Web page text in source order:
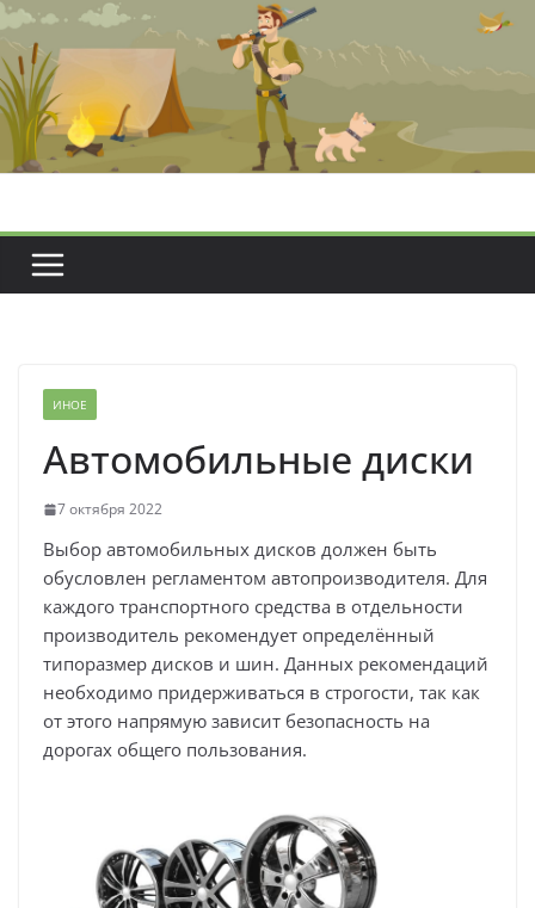
Перейти
содержимому
ИНОЕ
Автомобильные диски
7 октября 2022
Выбор автомобильных дисков должен быть
обусловлен регламентом автопроизводителя. Для
каждого транспортного средства в отдельности
производитель рекомендует определённый
типоразмер дисков и шин. Данных рекомендаций
необходимо придерживаться в строгости, так как
от этого напрямую зависит безопасность на
дорогах общего пользования.